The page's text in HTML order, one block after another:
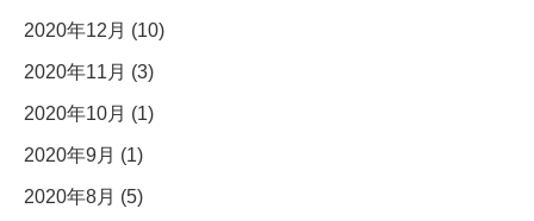
2020年12月 (10)
2020年11月 (3)
2020年10月 (1)
2020年9月 (1)
2020年8月 (5)